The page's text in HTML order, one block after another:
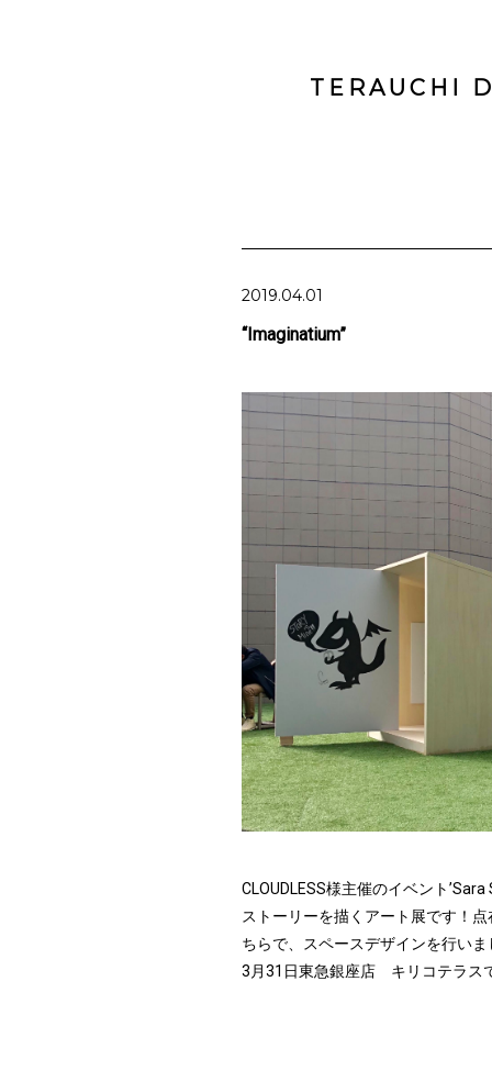
TERAUCHI
2019.04.01
“Imaginatium”
CLOUDLESS様主催のイベント
ストーリーを描くアート展です！
ちらで、スペースデザインを行いま
3月31日東急銀座店 キリコテラス